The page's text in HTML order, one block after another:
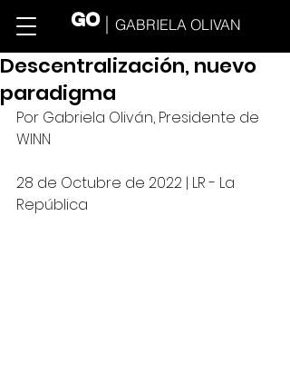
GO GABRIELA OLIVAN
Descentralización, nuevo
paradigma
Por Gabriela Oliván, Presidente de
WINN
28 de Octubre de 2022 | LR - La
República